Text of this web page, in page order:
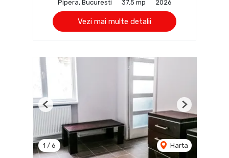
Pipera, Bucuresti 37.5 mp 2026
Vezi mai multe detalii
1 / 6 Harta
Previous Next